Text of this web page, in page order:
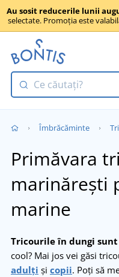
Au sosit reducerile lunii
selectate. Promoția este
Îmbrăcăminte
Primăvara
marinărești
marine
Tricourile în dungi
cool? Mai jos vei găsi
adulți și copii. Poți să